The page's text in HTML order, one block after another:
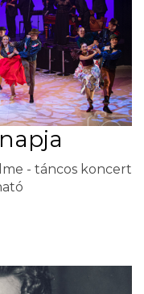
- táncos koncert